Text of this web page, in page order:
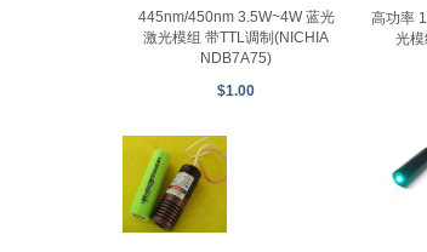
445nm/450nm 3.5W~4W 蓝光
激光模组 带TTL调制(NICHIA
NDB7A75)
$1.00
高功率
光模